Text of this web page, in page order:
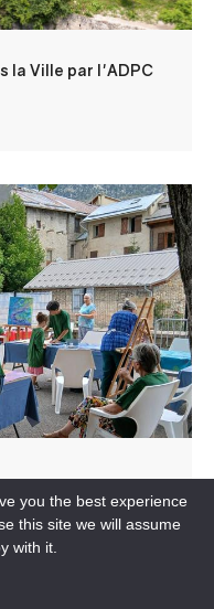
la Ville par l'ADPC
adultes et enfants
: un concert de
; puis autour d’un
se poursuivent dans
you the best experience
this site we will assume
with it.